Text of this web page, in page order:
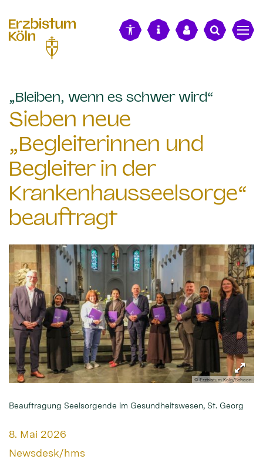
„Bleiben, wenn es schwer wird“
Sieben neue
„Begleiterinnen und
Begleiter in der
Krankenhausseelsorge“
beauftragt
© Erzbistum Köln/Schoon
Beauftragung Seelsorgende im Gesundheitswesen, St. Georg
Datum:
8. Mai 2026
Von:
Newsdesk/hms